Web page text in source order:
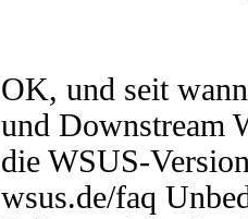
OK, und seit
und Downstream
die WSUS-
wsus.de/faq